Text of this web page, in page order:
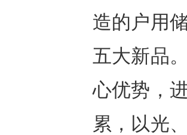
造的户用
五大新品
心优势，
累，以光